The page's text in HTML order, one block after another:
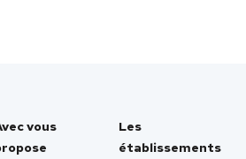
vous
Les
établissements